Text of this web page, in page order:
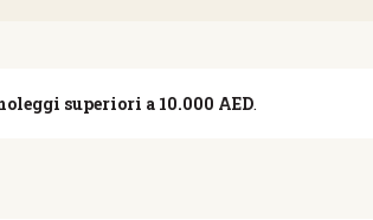
superiori a 10.000 AED.